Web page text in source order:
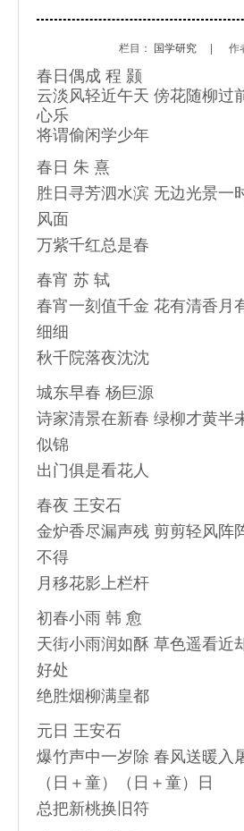
栏目： 国学研究| 作
春日偶成 程 颢
云淡风轻近午天 傍花随柳过
心乐
将谓偷闲学少年
春日 朱 熹
胜日寻芳泗水滨 无边光景一
风面
万紫千红总是春
春宵 苏 轼
春宵一刻值千金 花有清香月
细细
秋千院落夜沈沈
城东早春 杨巨源
诗家清景在新春 绿柳才黄半
似锦
出门俱是看花人
春夜 王安石
金炉香尽漏声残 剪剪轻风阵
不得
月移花影上栏杆
初春小雨 韩 愈
天街小雨润如酥 草色遥看近
好处
绝胜烟柳满皇都
元日 王安石
爆竹声中一岁除 春风送暖入
（日＋童）（日＋童）日
总把新桃换旧符